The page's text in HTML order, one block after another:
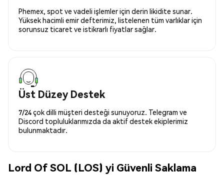
Phemex, spot ve vadeli işlemler için derin likidite sunar.
Yüksek hacimli emir defterimiz, listelenen tüm varlıklar için
sorunsuz ticaret ve istikrarlı fiyatlar sağlar.
Üst Düzey Destek
7/24 çok dilli müşteri desteği sunuyoruz. Telegram ve
Discord topluluklarımızda da aktif destek ekiplerimiz
bulunmaktadır.
Lord Of SOL (LOS) yi Güvenli Saklama